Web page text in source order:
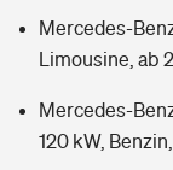
Mercedes-
Limousine, ab
Mercedes-
120 kW,